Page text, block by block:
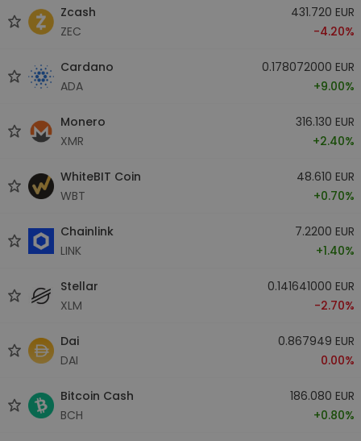
Zcash
ZEC
431.720 EUR
-4.20%
Cardano
ADA
0.178072000 EUR
+9.00%
Monero
XMR
316.130 EUR
+2.40%
WhiteBIT Coin
WBT
48.610 EUR
+0.70%
Chainlink
LINK
7.2200 EUR
+1.40%
Stellar
XLM
0.141641000 EUR
-2.70%
Dai
DAI
0.867949 EUR
0.00%
Bitcoin Cash
BCH
186.080 EUR
+0.80%